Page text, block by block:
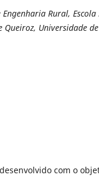
Rural,
Universidade
com o